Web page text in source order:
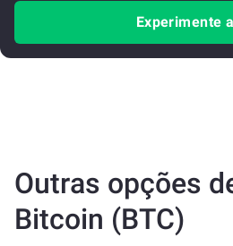
Experimente
Outras opções
Bitcoin (BTC)